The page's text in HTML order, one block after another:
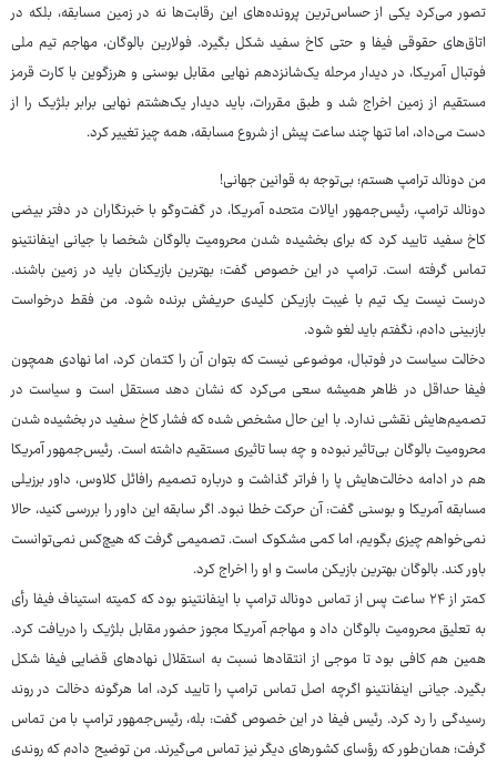
تصور می‌کرد یکی از حساس‌ترین پرونده‌های این رقابت‌ها نه در زمین مسابقه، بلکه در
اتاق‌های حقوقی فیفا و حتی کاخ سفید شکل بگیرد. فولارین بالوگان، مهاجم تیم ملی
فوتبال آمریکا، در دیدار مرحله یک‌شانزدهم نهایی مقابل بوسنی و هرزگوین با کارت قرمز
مستقیم از زمین اخراج شد و طبق مقررات، باید دیدار یک‌هشتم نهایی برابر بلژیک را از
دست می‌داد، اما تنها چند ساعت پیش از شروع مسابقه، همه چیز تغییر کرد.
من دونالد ترامپ هستم؛ بی‌توجه به قوانین جهانی!
دونالد ترامپ، رئیس‌جمهور ایالات متحده آمریکا، در گفت‌وگو با خبرنگاران در دفتر بیضی
کاخ سفید تایید کرد که برای بخشیده شدن محرومیت بالوگان شخصا با جیانی اینفانتینو
تماس گرفته است. ترامپ در این خصوص گفت: بهترین بازیکنان باید در زمین باشند.
درست نیست یک تیم با غیبت بازیکن کلیدی حریفش برنده شود. من فقط درخواست
بازبینی دادم، نگفتم باید لغو شود.
دخالت سیاست در فوتبال، موضوعی نیست که بتوان آن را کتمان کرد، اما نهادی همچون
فیفا حداقل در ظاهر همیشه سعی می‌کرد که نشان دهد مستقل است و سیاست در
تصمیم‌هایش نقشی ندارد. با این حال مشخص شده که فشار کاخ سفید در بخشیده شدن
محرومیت بالوگان بی‌تاثیر نبوده و چه بسا تاثیری مستقیم داشته است. رئیس‌جمهور آمریکا
هم در ادامه دخالت‌هایش پا را فراتر گذاشت و درباره تصمیم رافائل کلاوس، داور برزیلی
مسابقه آمریکا و بوسنی گفت: آن حرکت خطا نبود. اگر سابقه این داور را بررسی کنید، حالا
نمی‌خواهم چیزی بگویم، اما کمی مشکوک است. تصمیمی گرفت که هیچ‌کس نمی‌توانست
باور کند. بالوگان بهترین بازیکن ماست و او را اخراج کرد.
کمتر از ۲۴ ساعت پس از تماس دونالد ترامپ با اینفانتینو بود که کمیته استیناف فیفا رأی
به تعلیق محرومیت بالوگان داد و مهاجم آمریکا مجوز حضور مقابل بلژیک را دریافت کرد.
همین هم کافی بود تا موجی از انتقادها نسبت به استقلال نهادهای قضایی فیفا شکل
بگیرد. جیانی اینفانتینو اگرچه اصل تماس ترامپ را تایید کرد، اما هرگونه دخالت در روند
رسیدگی را رد کرد. رئیس فیفا در این خصوص گفت: بله، رئیس‌جمهور ترامپ با من تماس
گرفت؛ همان‌طور که رؤسای کشورهای دیگر نیز تماس می‌گیرند. من توضیح دادم که روندی